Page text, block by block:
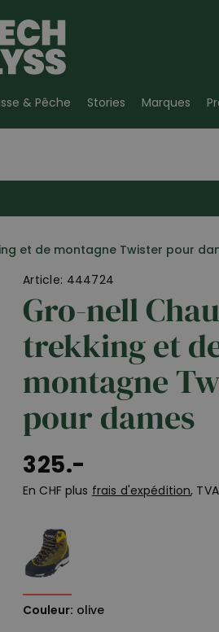
& Pêche Stories Marques
et de montagne Twister pour
Article: 444724
Gro-nell
trekking et
montagne
pour dames
325.-
En CHF plus frais d'expédition,
Couleur: olive